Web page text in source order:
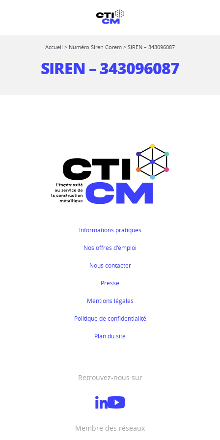
Accueil > Numéro Siren Corem > SIREN – 343096087
SIREN – 343096087
Informations pratiques
Nos offres d'emploi
Nous contacter
Presse
Mentions légales
Politique de confidentialité
Plan du site
Retrouvez-nous sur
Membre des réseaux